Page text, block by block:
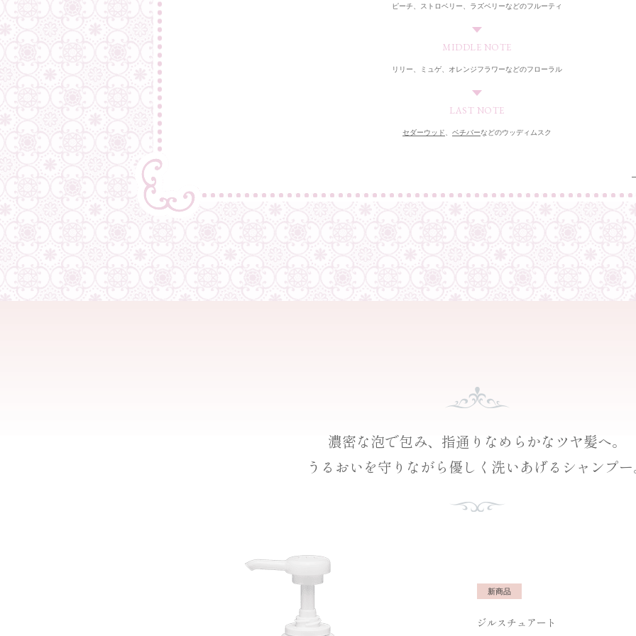
ピーチ、 ストロベリー、 ラズベリーなどのフルーティ
MIDDLE NOTE
リリー、 ミュゲ、 オレンジフラワーなどのフローラル
LAST NOTE
セダーウッド ベチバーなどのウッディムスク
濃密な泡で包み、 指通りなめらかな ツヤ髪へ。
うるおいを守りながら優しく洗いあげる シャンプ
新商品
ジルスチュアート